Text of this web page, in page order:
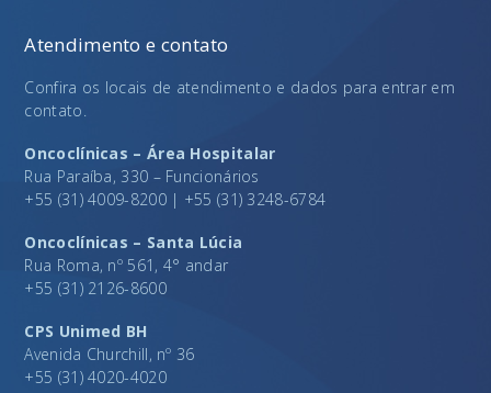
Atendimento e contato
Confira os locais de atendimento e dados para entrar em
contato.
Oncoclínicas – Área Hospitalar
Rua Paraíba, 330 – Funcionários
+55 (31) 4009-8200 | +55 (31) 3248-6784
Oncoclínicas – Santa Lúcia
Rua Roma, nº 561, 4° andar
+55 (31) 2126-8600
CPS Unimed BH
Avenida Churchill, nº 36
+55 (31) 4020-4020